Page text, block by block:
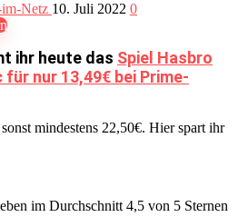
im-Netz 10. Juli 2022 0
ihr heute das Spiel Hasbro
für nur 13,49€ bei Prime-
mindestens 22,50€. Hier spart ihr
im Durchschnitt 4,5 von 5 Sternen